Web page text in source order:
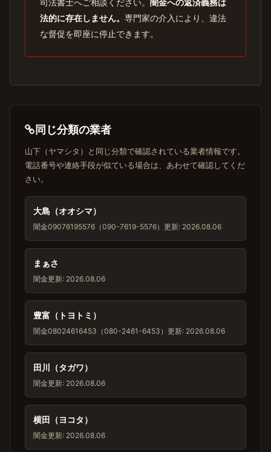
司法書士へご相談ください。 闇金への返済義務は
法的に存在しません。 専門家の介入により、違法
な督促を即座に停止できます。
同じ分類の業者
山下（ヤマシタ）と同じ分類で確認されている業者情報です。
電話番号や連絡手段が似ている場合は、あわせて確認してくだ
さい。
大島（オオシマ）
闇金09076195576（090-7619-5576） 更新: 2026.08.06
まぁさ
闇金更新: 2026.08.06
豊富（トヨトミ）
闇金08024616453（080-2461-6453） 更新: 2026.08.06
田川（タガワ）
闇金更新: 2026.08.06
横田（ヨコタ）
闇金更新: 2026.08.06